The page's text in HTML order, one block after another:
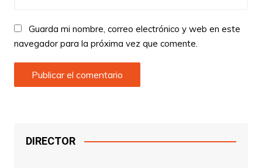
Guarda mi nombre, correo electrónico y web en este
navegador para la próxima vez que comente.
DIRECTOR